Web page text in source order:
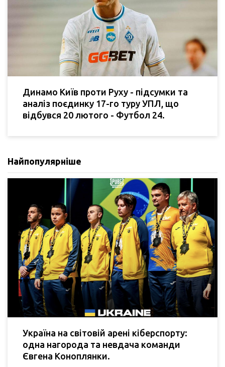
Динамо Київ проти Руху - підсумки та
аналіз поєдинку 17-го туру УПЛ, що
відбувся 20 лютого - Футбол 24.
Найпопулярніше
Україна на світовій арені кіберспорту:
одна нагорода та невдача команди
Євгена Коноплянки.